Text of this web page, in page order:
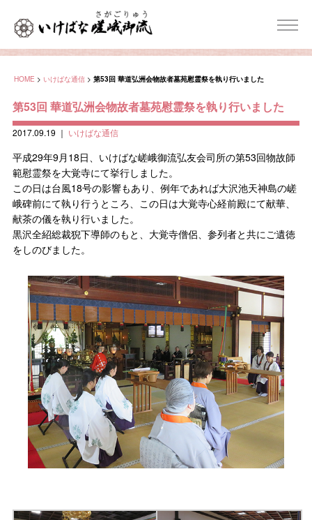
HOME > いけばな通信 > 第53回 華道弘洲会物故者墓苑慰霊祭を執り行いました
第53回 華道弘洲会物故者墓苑慰霊祭を執り行いました
2017.09.19 ｜ いけばな通信
平成29年9月18日、いけばな嵯峨御流弘友会司所の第53回物故師
範慰霊祭を大覚寺にて挙行しました。
この日は台風18号の影響もあり、例年であれば大沢池天神島の嵯
峨碑前にて執り行うところ、この日は大覚寺心経前殿にて献華、
献茶の儀を執り行いました。
黒沢全紹総裁猊下導師のもと、大覚寺僧侶、参列者と共にご遺徳
をしのびました。